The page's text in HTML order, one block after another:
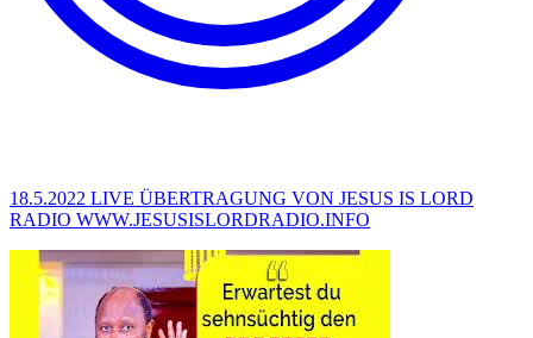
18.5.2022 LIVE ÜBERTRAGUNG VON JESUS IS LORD
RADIO WWW.JESUSISLORDRADIO.INFO